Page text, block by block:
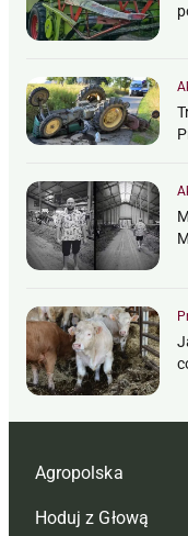
Agropolska
Redakcja
Hoduj z Głową